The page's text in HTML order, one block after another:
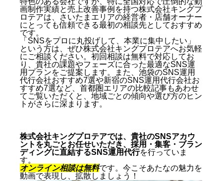
画制作実績と売上改善事例を持つ株式会社キングプ
ロテアは、さいたまエリアの経営者・店舗オーナー
にとっても信頼できる最初の相談先としておすすめ
です。
「SNSをプロに丸投げして、本業に集中したい」
という方は、ぜひ株式会社キングプロテアへお気軽
にご相談ください。初回相談は無料で対応してお
り、貴社の課題やフェーズに合った最適なSNS運
用プランをご提案します。また、 池袋のSNS運用
代行会社おすすめ7選や新宿のSNS運用代行会社お
すすめ7選など、首都圏エリアの比較記事もあわせ
てご覧いただくと、地域ごとの傾向や選び方のヒン
トがさらに深まります。
株式会社キングプロテアでは、貴社のSNSアカウ
ントを丸ごとお任せいただき、採用・集客・ブラン
ディングに直結するSNS運用代行を行っていま
す。
オンライン相談は無料です。今こそあたなの魅力を
動画で表現し、拡散しましょう！